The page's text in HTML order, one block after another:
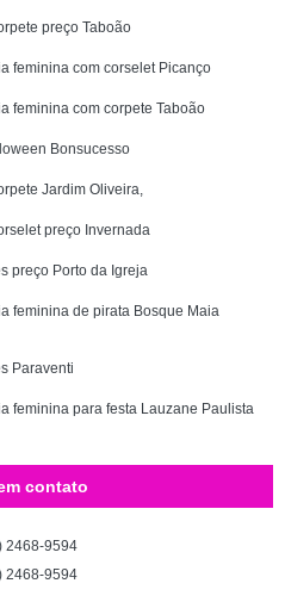
preço Taboão
feminina com corselet Picanço
feminina com corpete Taboão
Bonsucesso
Jardim Oliveira,
preço Invernada
preço Porto da Igreja
feminina de pirata Bosque Maia
Paraventi
feminina para festa Lauzane Paulista
contato
2468-9594
2468-9594